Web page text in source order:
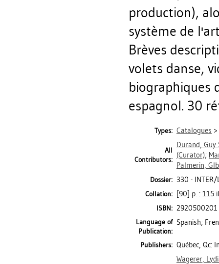
production),
système de
Brèves
volets danse,
biographiques
espagnol. 30
Types: Catalogues >
All
Contributors:
Durand, Guy
(Curator);
Palmerin,
Dossier: 330 - INTER/
Collation: [90] p. : 115
ISBN: 2920500201
Language of
Publication:
Spanish;
Publishers: Québec, Qc:
Wagerer,